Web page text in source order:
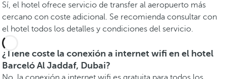
Sí, el hotel ofrece servicio de transfer al aeropuerto más
cercano con coste adicional. Se recomienda consultar con
el hotel todos los detalles y condiciones del servicio.
¿Tiene coste la conexión a internet wifi en el hotel
Barceló Al Jaddaf, Dubai?